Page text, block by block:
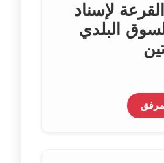
لإسناد
البلدي